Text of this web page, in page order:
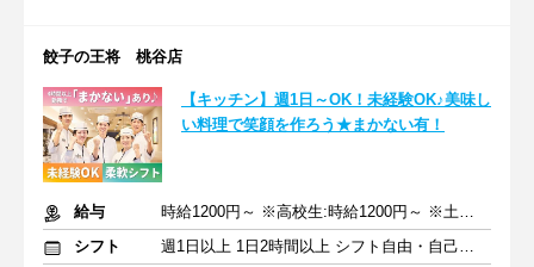
餃子の王将 桃谷店
【キッチン】週1日～OK！未経験OK♪美味し
い料理で笑顔を作ろう★まかない有！
給与
時給1200円～ ※高校生:時給1200円～ ※土日祝+50円
シフト
週1日以上 1日2時間以上 シフト自由・自己申告